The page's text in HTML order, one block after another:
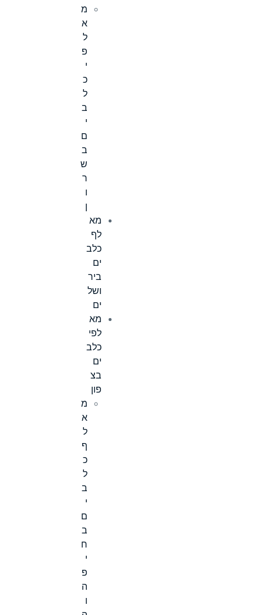
מ
א
ל
פ
י
כ
ל
ב
י
ם
ב
ש
ר
ו
ן
מא
לף
כלב
ים
ביר
ושל
ים
מא
לפי
כלב
ים
בצ
פון
מ
א
ל
ף
כ
ל
ב
י
ם
ב
ח
י
פ
ה
ו